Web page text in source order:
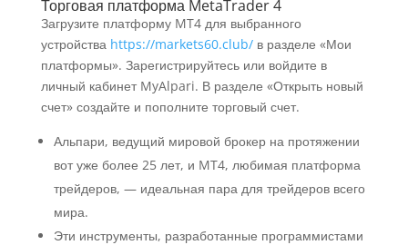
Торговая платформа MetaTrader 4
Загрузите платформу MT4 для выбранного
устройства https://markets60.club/в разделе «Мои
платформы». Зарегистрируйтесь или войдите в
личный кабинет MyAlpari. В разделе «Открыть новый
счет» создайте и пополните торговый счет.
Альпари, ведущий мировой брокер на протяжении
вот уже более 25 лет, и MT4, любимая платформа
трейдеров, — идеальная пара для трейдеров всего
мира.
Эти инструменты, разработанные программистами